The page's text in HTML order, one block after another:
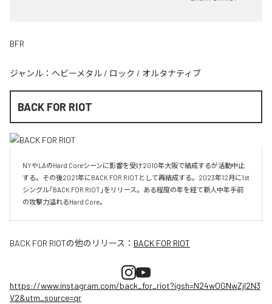
BFR
ジャンル： ヘビーメタル / ロック / オルタナティブ
BACK FOR RIOT
NYやLAのHard Coreシーンに影響を受け2010年大阪で結成するが活動中止
する。その後2021年にBACK FOR RIOTとして再結成する。2023年12月に1st
シングル「BACK FOR RIOT」をリリース。ある程度の年を経て新人中年手前
の攻撃力溢れるHard Core。
BACK FOR RIOTの他のリリース： BACK FOR RIOT
https://www.instagram.com/back_for_riot?igsh=N24wOGNwZjI2N3
V2&utm_source=qr